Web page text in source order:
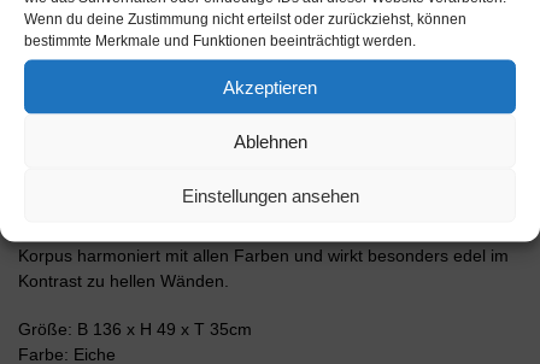
Wenn du deine Zustimmung nicht erteilst oder zurückziehst, können
bestimmte Merkmale und Funktionen beeinträchtigt werden.
Akzeptieren
Ablehnen
Einstellungen ansehen
grafischen Darstellungen und Illustrationen einfach und schnell.
Der Versand erfolgt innerhalb von 2-3 Werktagen. Dieses
Lowboard hat Gesamt-Maße von 136x49x35cm. Viel Platz, eine
leere Wand, kein passendes Möbelstück? Mit der Gesamtlänge
Einsatzmöglichkeiten. Die Holz Front Eiche Nachbildung
auffälligen Holzmaserung und sorgt mit seiner gelblichen
Korpus harmoniert mit allen Farben und wirkt besonders edel im
Kontrast zu hellen Wänden.
Größe: B 136 x H 49 x T 35cm
Farbe: Eiche